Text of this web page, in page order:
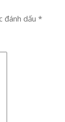
đánh dấu *